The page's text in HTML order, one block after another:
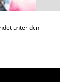
unter den